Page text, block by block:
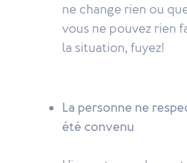
ne change rien ou
vous ne pouvez rien
la situation, fuyez!
La personne ne
été convenu